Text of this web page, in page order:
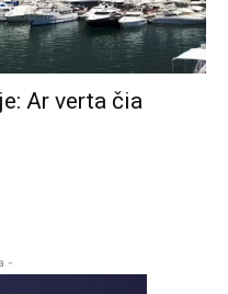
Ar verta čia
-